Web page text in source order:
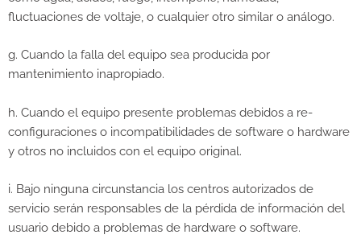
fluctuaciones de voltaje, o cualquier otro similar o análogo.
g. Cuando la falla del equipo sea producida por
mantenimiento inapropiado.
h. Cuando el equipo presente problemas debidos a re-
configuraciones o incompatibilidades de software o hardware
y otros no incluidos con el equipo original.
i. Bajo ninguna circunstancia los centros autorizados de
servicio serán responsables de la pérdida de información del
usuario debido a problemas de hardware o software.